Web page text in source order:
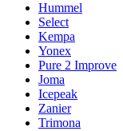
Hummel
Select
Kempa
Yonex
Pure 2 Improve
Joma
Icepeak
Zanier
Trimona